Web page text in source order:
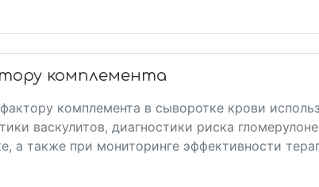
комплемента
комплемента в сыворотке крови
васкулитов, диагностики риска
а также при мониторинге эффективности